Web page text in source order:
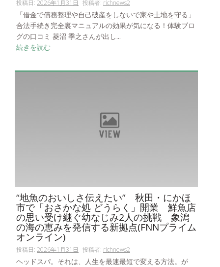
投稿日: 2026年1月31日 投稿者: richnews2
「借金で債務整理や自己破産をしないで家や土地を守る」
合法手続き完全裏マニュアルの効果が気になる！体験ブロ
グの口コミ 菱沼 季之さんが出し...
続きを読む
“地魚のおいしさ伝えたい” 秋田・にかほ
市で「おさかな処 どうらく」開業 鮮魚店
の思い受け継ぐ幼なじみ2人の挑戦 象潟
の海の恵みを発信する新拠点(FNNプライム
オンライン)
投稿日: 2026年1月31日 投稿者: richnews2
ヘッドスパ。それは、人生を最速最短で変える方法。が